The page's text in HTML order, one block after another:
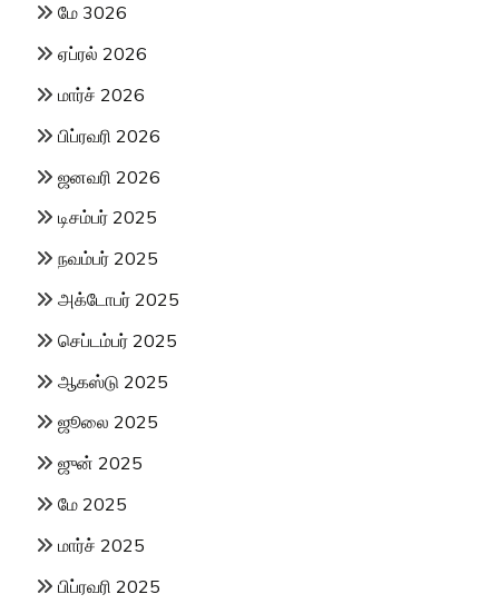
மே 3026
ஏப்ரல் 2026
மார்ச் 2026
பிப்ரவரி 2026
ஜனவரி 2026
டிசம்பர் 2025
நவம்பர் 2025
அக்டோபர் 2025
செப்டம்பர் 2025
ஆகஸ்டு 2025
ஜூலை 2025
ஜுன் 2025
மே 2025
மார்ச் 2025
பிப்ரவரி 2025